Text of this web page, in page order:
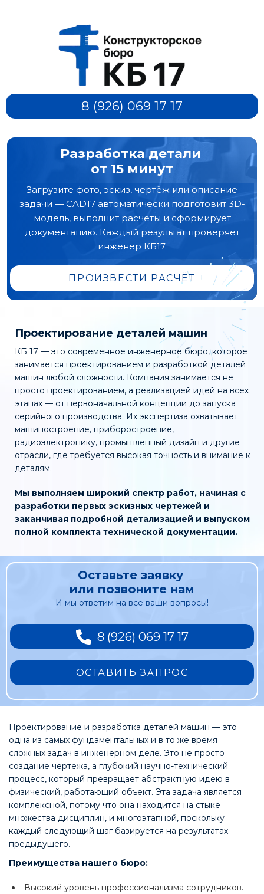
8 (926) 069 17 17
Разработка детали
от 15 минут
Загрузите фото, эскиз, чертёж или описание
задачи — CAD17 автоматически подготовит 3D-
модель, выполнит расчёты и сформирует
документацию. Каждый результат проверяет
инженер КБ17.
ПРОИЗВЕСТИ РАСЧЁТ
Проектирование деталей машин
КБ 17 — это современное инженерное бюро, которое
занимается проектированием и разработкой деталей
машин любой сложности. Компания занимается не
просто проектированием, а реализацией идей на всех
этапах — от первоначальной концепции до запуска
серийного производства. Их экспертиза охватывает
машиностроение, приборостроение,
радиоэлектронику, промышленный дизайн и другие
отрасли, где требуется высокая точность и внимание к
деталям.
Мы выполняем широкий спектр работ, начиная с
разработки первых эскизных чертежей и
заканчивая подробной детализацией и выпуском
полной комплекта технической документации.
Оставьте заявку
или позвоните нам
И мы ответим на все ваши вопросы!
8 (926) 069 17 17
ОСТАВИТЬ ЗАПРОС
Проектирование и разработка деталей машин — это
одна из самых фундаментальных и в то же время
сложных задач в инженерном деле. Это не просто
создание чертежа, а глубокий научно-технический
процесс, который превращает абстрактную идею в
физический, работающий объект. Эта задача является
комплексной, потому что она находится на стыке
множества дисциплин, и многоэтапной, поскольку
каждый следующий шаг базируется на результатах
предыдущего.
Преимущества нашего бюро:
Высокий уровень профессионализма сотрудников.